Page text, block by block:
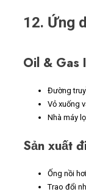
12. Ứng
Oil & Gas
Đường
Vỏ xuống
Nhà máy
Sản xuất
Ống nồi hơi
Trao đổi